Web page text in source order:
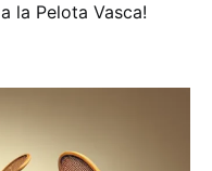
la Pelota Vasca!